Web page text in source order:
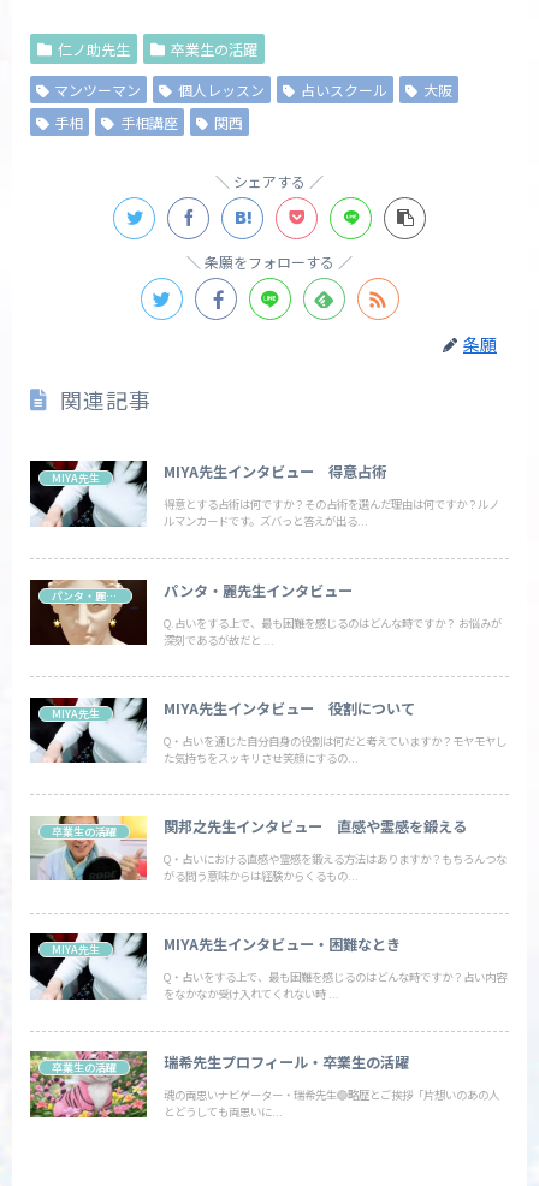
仁ノ助先生 卒業生の活躍
マンツーマン 個人レッスン 占いスクール
大阪
手相
手相講座 関西
シェアする
条願をフォローする
条願
関連記事
MIYA先生 MIYA先生インタビュー 得意占術
得意とする占術は何ですか？その占術を選んだ理由は何ですか？ルノ
ルマンカードです。ズバっと答えが出る...
パンタ・麗先生 パンタ・麗先生インタビュー
Q.占いをする上で、最も困難を感じるのはどんな時ですか？ お悩みが
MIYA先生 MIYA先生インタビュー 役割について
Q・占いを通じた自分自身の役割は何だと考えていますか？モヤモヤし
た気持ちをスッキリさせ笑顔にするの...
卒業生の活躍 関邦之先生インタビュー 直感や霊感を鍛える
Q・占いにおける直感や霊感を鍛える方法はありますか？もちろんつな
がる問う意味からは経験からくるもの...
MIYA先生 MIYA先生インタビュー・困難なとき
Q・占いをする上で、最も困難を感じるのはどんな時ですか？占い内容
をなかなか受け入れてくれない時 ...
卒業生の活躍 瑞希先生プロフィール・卒業生の活躍
魂の両思いナビゲーター・瑞希先生🟣略歴とご挨拶「片想いのあの人
とどうしても両思いに...